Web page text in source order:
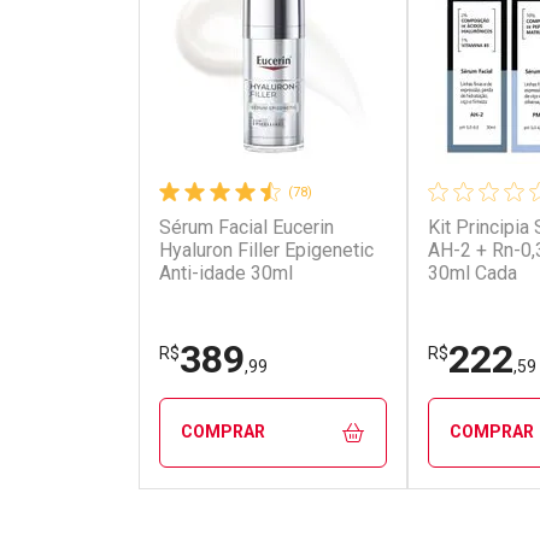
Ativar Desconto Ativar
(78)
Sérum Facial Eucerin
Hyaluron Filler Epigenetic
Anti-idade 30ml
R$389,99
COMPRAR
Kit Principia
AH-2 + Rn-
30ml Cada
R$222,59
COMPRAR